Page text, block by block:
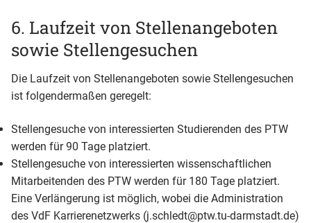
6. Laufzeit von Stellenangeboten
sowie Stellengesuchen
Die Laufzeit von Stellenangeboten sowie Stellengesuchen
ist folgendermaßen geregelt:
Stellengesuche von interessierten Studierenden des PTW
werden für 90 Tage platziert.
Stellengesuche von interessierten wissenschaftlichen
Mitarbeitenden des PTW werden für 180 Tage platziert.
Eine Verlängerung ist möglich, wobei die Administration
des VdF Karrierenetzwerks (j.schledt@ptw.tu-darmstadt.de)